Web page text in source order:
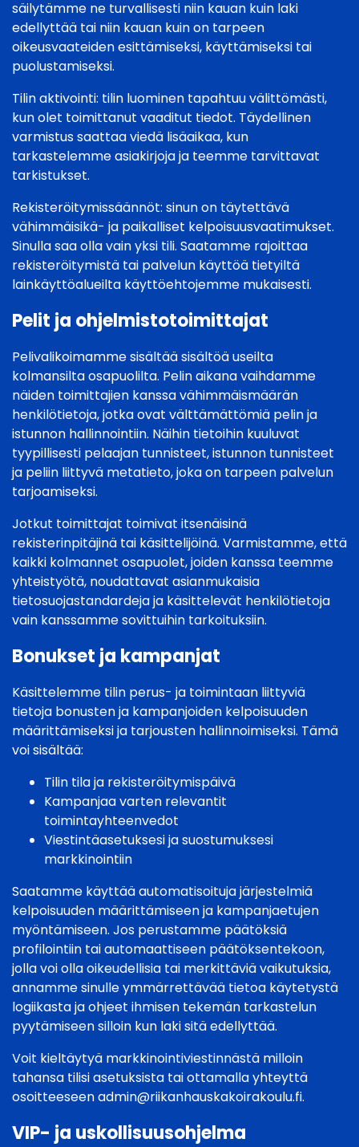
säilytämme ne turvallisesti niin kauan kuin laki
edellyttää tai niin kauan kuin on tarpeen
oikeusvaateiden esittämiseksi, käyttämiseksi tai
puolustamiseksi.
Tilin aktivointi: tilin luominen tapahtuu välittömästi,
kun olet toimittanut vaaditut tiedot. Täydellinen
varmistus saattaa viedä lisäaikaa, kun
tarkastelemme asiakirjoja ja teemme tarvittavat
tarkistukset.
Rekisteröitymissäännöt: sinun on täytettävä
vähimmäisikä- ja paikalliset kelpoisuusvaatimukset.
Sinulla saa olla vain yksi tili. Saatamme rajoittaa
rekisteröitymistä tai palvelun käyttöä tietyiltä
lainkäyttöalueilta käyttöehtojemme mukaisesti.
Pelit ja ohjelmistotoimittajat
Pelivalikoimamme sisältää sisältöä useilta
kolmansilta osapuolilta. Pelin aikana vaihdamme
näiden toimittajien kanssa vähimmäismäärän
henkilötietoja, jotka ovat välttämättömiä pelin ja
istunnon hallinnointiin. Näihin tietoihin kuuluvat
tyypillisesti pelaajan tunnisteet, istunnon tunnisteet
ja peliin liittyvä metatieto, joka on tarpeen palvelun
tarjoamiseksi.
Jotkut toimittajat toimivat itsenäisinä
rekisterinpitäjinä tai käsittelijöinä. Varmistamme, että
kaikki kolmannet osapuolet, joiden kanssa teemme
yhteistyötä, noudattavat asianmukaisia
tietosuojastandardeja ja käsittelevät henkilötietoja
vain kanssamme sovittuihin tarkoituksiin.
Bonukset ja kampanjat
Käsittelemme tilin perus- ja toimintaan liittyviä
tietoja bonusten ja kampanjoiden kelpoisuuden
määrittämiseksi ja tarjousten hallinnoimiseksi. Tämä
voi sisältää:
Tilin tila ja rekisteröitymispäivä
Kampanjaa varten relevantit
toimintayhteenvedot
Viestintäasetuksesi ja suostumuksesi
markkinointiin
Saatamme käyttää automatisoituja järjestelmiä
kelpoisuuden määrittämiseen ja kampanjaetujen
myöntämiseen. Jos perustamme päätöksiä
profilointiin tai automaattiseen päätöksentekoon,
jolla voi olla oikeudellisia tai merkittäviä vaikutuksia,
annamme sinulle ymmärrettävää tietoa käytetystä
logiikasta ja ohjeet ihmisen tekemän tarkastelun
pyytämiseen silloin kun laki sitä edellyttää.
Voit kieltäytyä markkinointiviestinnästä milloin
tahansa tilisi asetuksista tai ottamalla yhteyttä
osoitteeseenadmin@riikanhauskakoirakoulu.fi.
VIP- ja uskollisuusohjelma